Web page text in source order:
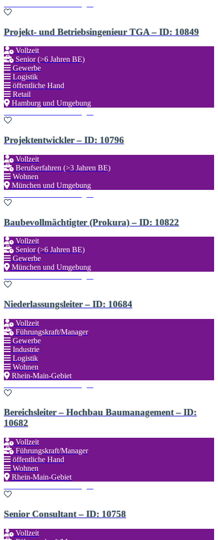
Projekt- und Betriebsingenieur TGA – ID: 10849
Vollzeit
Senior (>6 Jahren BE)
Gewerbe
Logistik
öffentliche Hand
Retail
Hamburg und Umgebung
Projektentwickler – ID: 10796
Vollzeit
Berufserfahren (>3 Jahren BE)
Wohnen
München und Umgebung
Baubevollmächtigter (Prokura) – ID: 10822
Vollzeit
Senior (>6 Jahren BE)
Gewerbe
München und Umgebung
Niederlassungsleiter – ID: 10684
Vollzeit
Führungskraft/Manager
Gewerbe
Industrie
Logistik
Wohnen
Rhein-Main-Gebiet
Bereichsleiter – Hochbau Baumanagement – ID:
10682
Vollzeit
Führungskraft/Manager
öffentliche Hand
Wohnen
Rhein-Main-Gebiet
Senior Consultant – ID: 10758
Vollzeit